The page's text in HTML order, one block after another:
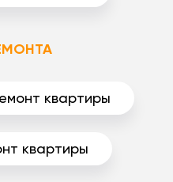
квартиры
квартиры